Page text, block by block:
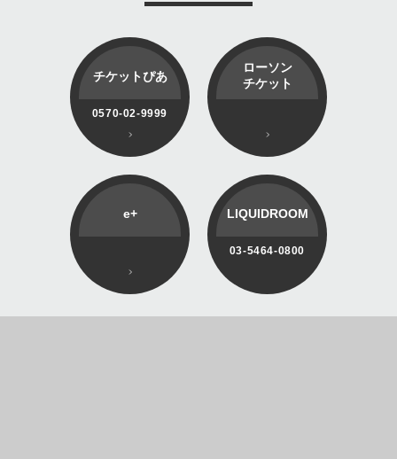
チケットぴあ
0570-02-9999
ローソン
チケット
e+ LIQUIDROOM
03-5464-0800